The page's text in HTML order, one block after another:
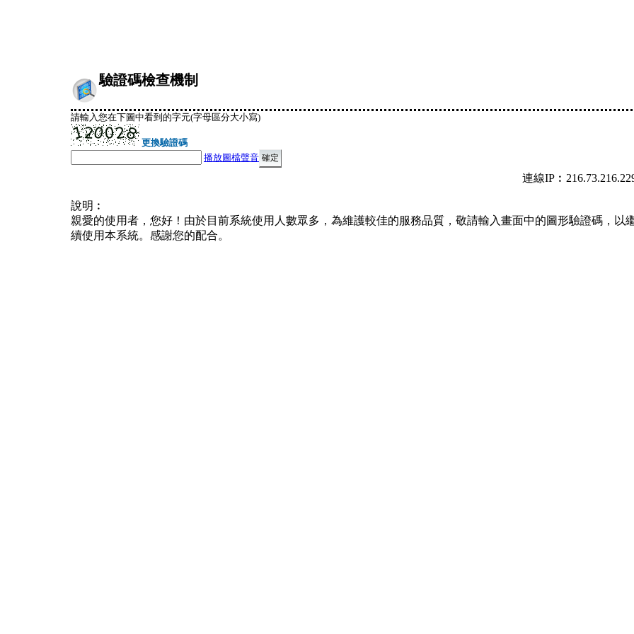
驗證碼檢查機制
請輸入您在下圖中看到的字元(字母區分大小寫)
更換驗證碼
播放圖檔聲音
連線
說明︰
親愛的使用者，您好！由於目前系統使用人數眾多，為維護較佳的服務品質，敬請輸入畫面中的圖形驗證碼，以
續使用本系統。感謝您的配合。